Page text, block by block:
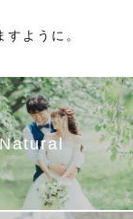
ように。
Natural